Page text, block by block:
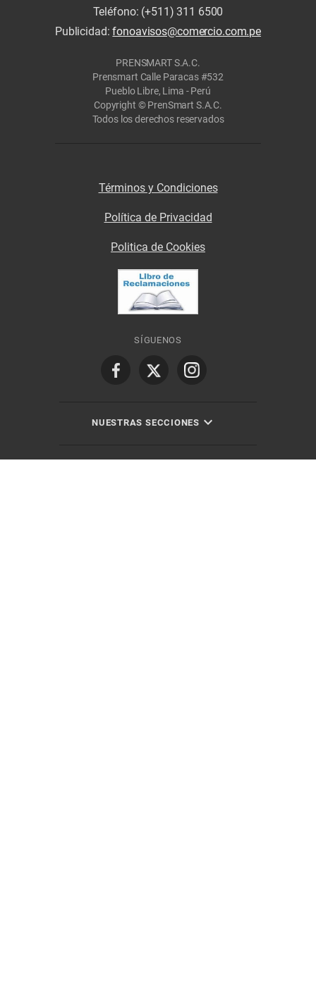
Teléfono: (+511) 311 6500
Publicidad:fonoavisos@comercio.com.pe
PRENSMART S.A.C.
Prensmart Calle Paracas #532
Pueblo Libre, Lima - Perú
Copyright © PrenSmart S.A.C.
Todos los derechos reservados
Términos y Condiciones
Política de Privacidad
Politica de Cookies
SÍGUENOS
NUESTRAS SECCIONES